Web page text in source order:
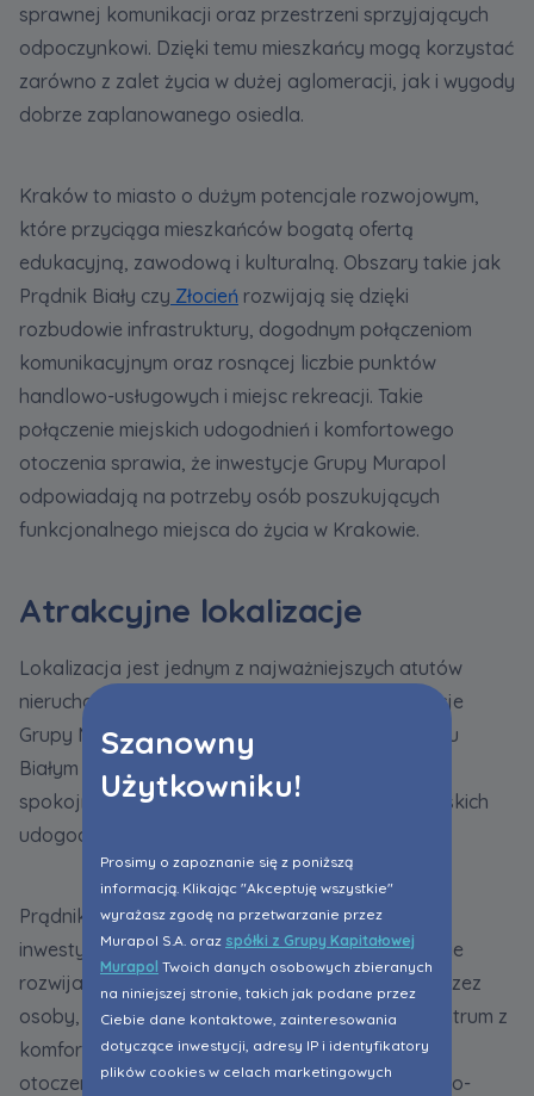
Szanowny
Użytkowniku!
Prosimy o zapoznanie się z poniższą
informacją. Klikając "Akceptuję wszystkie"
wyrażasz zgodę na przetwarzanie przez
Murapol S.A. oraz spółki z Grupy Kapitałowej
Murapol Twoich danych osobowych zbieranych
na niniejszej stronie, takich jak podane przez
Ciebie dane kontaktowe, zainteresowania
dotyczące inwestycji, adresy IP i identyfikatory
plików cookies w celach marketingowych
sprawnej komunikacji oraz przestrzeni sprzyjających
odpoczynkowi. Dzięki temu mieszkańcy mogą korzystać
zarówno z zalet życia w dużej aglomeracji, jak i wygody
dobrze zaplanowanego osiedla.
Kraków to miasto o dużym potencjale rozwojowym,
które przyciąga mieszkańców bogatą ofertą
edukacyjną, zawodową i kulturalną. Obszary takie jak
Prądnik Biały czy Złocień rozwijają się dzięki
rozbudowie infrastruktury, dogodnym połączeniom
komunikacyjnym oraz rosnącej liczbie punktów
handlowo-usługowych i miejsc rekreacji. Takie
połączenie miejskich udogodnień i komfortowego
otoczenia sprawia, że inwestycje Grupy Murapol
odpowiadają na potrzeby osób poszukujących
funkcjonalnego miejsca do życia w Krakowie.
Atrakcyjne lokalizacje
Lokalizacja jest jednym z najważniejszych atutów
nieruchomości GK Murapol w Krakowie. Inwestycje
Grupy Murapol w Krakowie powstają na Prądniku
Białym oraz Złocieniu - dzielnicach, które łączą
spokojne otoczenie z dobrym dostępem do miejskich
udogodnień.
Prądnik Biały, gdzie zaprojektowana została
inwestycja Murapol Prado, to jedna z dynamicznie
rozwijających się dzielnic Krakowa, wybierana przez
osoby, którym zależy na połączeniu bliskości centrum z
komfortem mieszkania w bardziej kameralnym
otoczeniu. Rozbudowana infrastruktura handlowo-